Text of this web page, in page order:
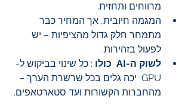
מרווחים ותחזית.
המגמה חיובית, אך המחיר כבר
מתמחר חלק גדול מהציפיות – יש
לפעול בזהירות.
לשוק ה-AI  כולו
: כל שינוי בביקוש ל-
GPU  יכה גלים בכל שרשרת הערך –
מהחברות הקשורות ועד סטארטאפים.